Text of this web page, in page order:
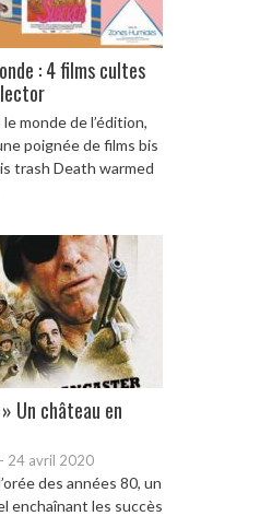
: 4 films cultes
monde de l’édition,
poignée de films bis
trash Death warmed
Un château en
- 24 avril 2020
des années 80, un
enchaînant les succès